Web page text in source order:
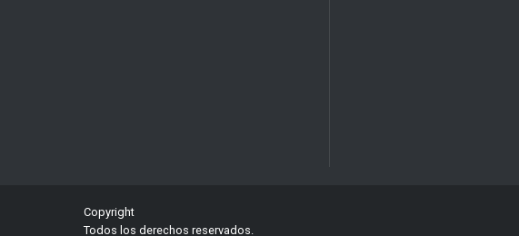
Copyright
Todos los derechos reservados.